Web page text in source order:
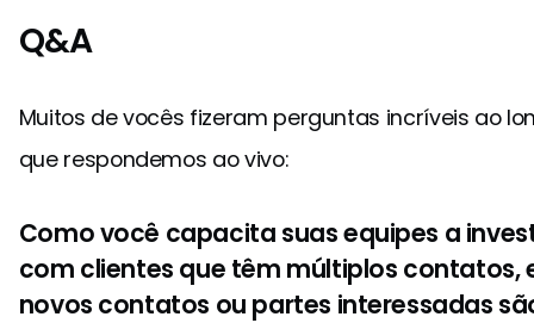
Q&A
Muitos de vocês fizeram perguntas incríveis ao
que respondemos ao vivo:
Como você capacita suas equipes a
com clientes que têm múltiplos contatos,
novos contatos ou partes interessadas